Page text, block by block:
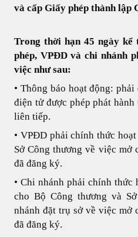
và cấp Giấy phép thành lập
Trong thời hạn 45 ngày kể
phép, VPĐD và chi nhánh
việc như sau:
• Thông báo hoạt động:
điện tử được phép phát
liên tiếp.
• VPĐD phải chính thức
Sở Công thương về việc mở
đã đăng ký.
• Chi nhánh phải chính thức
cho Bộ Công thương và
nhánh đặt trụ sở về việc mở
đã đăng ký.